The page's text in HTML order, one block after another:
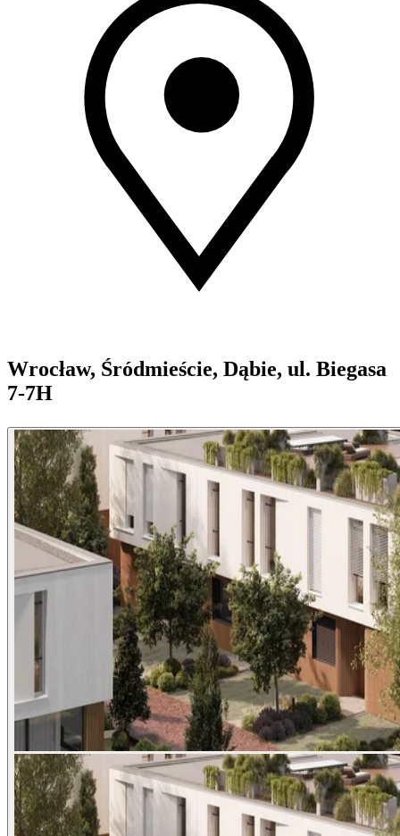
Wrocław, Śródmieście, Dąbie, ul. Biegasa
7-7H